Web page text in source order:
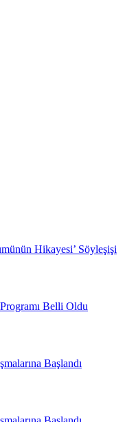
Hikayesi’ Söyleşişi
Belli Oldu
Başlandı